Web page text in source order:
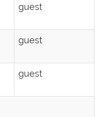
guest
guest
guest